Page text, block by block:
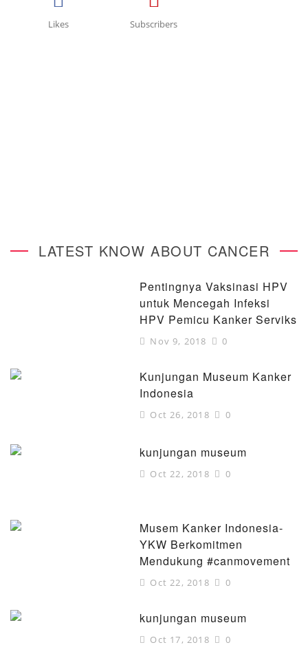
Likes Subscribers
LATEST KNOW ABOUT CANCER
Pentingnya Vaksinasi HPV
untuk Mencegah Infeksi
HPV Pemicu Kanker Serviks
Nov 9, 2018 0
Kunjungan Museum Kanker
Indonesia
Oct 26, 2018 0
kunjungan museum
Oct 22, 2018 0
Musem Kanker Indonesia-
YKW Berkomitmen
Mendukung #canmovement
Oct 22, 2018 0
kunjungan museum
Oct 17, 2018 0